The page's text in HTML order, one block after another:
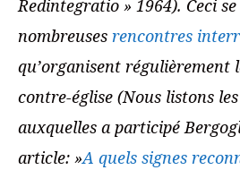
Redintegratio » 1964). Ceci
nombreuses rencontres
qu’organisent régulièrement
contre-église (Nous listons
auxquelles a participé
article: »A quels signes